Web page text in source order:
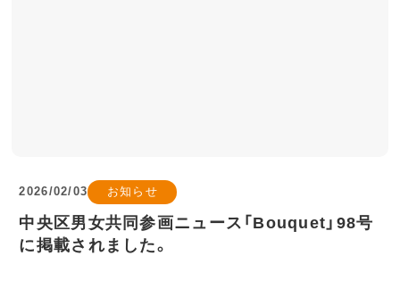
2026/02/03 お知らせ
中央区男女共同参画ニュース「Bouquet」98号
に掲載されました。